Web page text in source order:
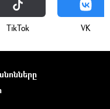
ТikТоk VK